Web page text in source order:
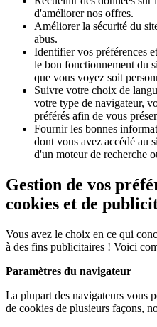
d'améliorer nos offres.
Améliorer la sécurité du
abus.
Identifier vos préférences
le bon fonctionnement du
que vous voyez soit
Suivre votre choix de
votre type de navigateur,
préférés afin de vous
Fournir les bonnes
dont vous avez accédé au
d'un moteur de recherche
Gestion de vos
cookies et de
Vous avez le choix en ce qui
à des fins publicitaires ! Voici
Paramètres du navigateur
La plupart des navigateurs vous
de cookies de plusieurs façons,